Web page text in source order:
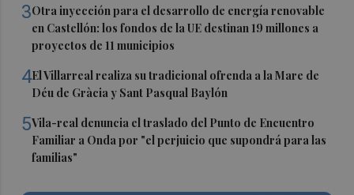
3Otra inyección para el desarrollo de energía renovable
en Castellón: los fondos de la UE destinan 19 millones a
proyectos de 11 municipios
4El Villarreal realiza su tradicional ofrenda a la Mare de
Déu de Gràcia y Sant Pasqual Baylón
5Vila-real denuncia el traslado del Punto de Encuentro
Familiar a Onda por "el perjuicio que supondrá para las
familias"